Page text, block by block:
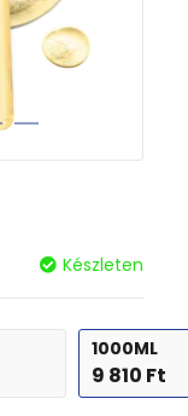
Készleten
1000ML
9 810 Ft